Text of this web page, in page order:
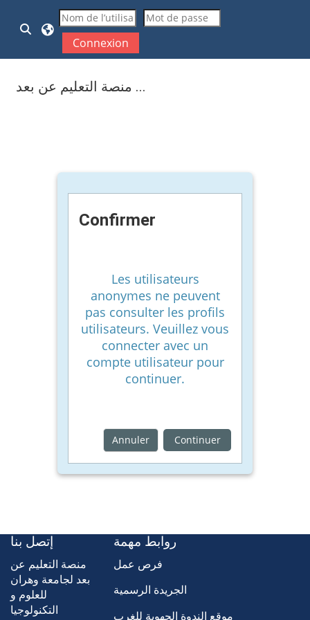
Passer au contenu principal
Activer/désactiver la saisie de recherche
Connexion
منصة التعليم عن بعد ...
Confirmer
Les utilisateurs
anonymes ne peuvent
pas consulter les profils
utilisateurs. Veuillez vous
connecter avec un
compte utilisateur pour
continuer.
Annuler Continuer
إتصل بنا
منصة التعليم عن
بعد لجامعة وهران
للعلوم و
التكنولوجيا
روابط مهمة
فرص عمل
الجريدة الرسمية
موقع الندوة الجهوية للغرب